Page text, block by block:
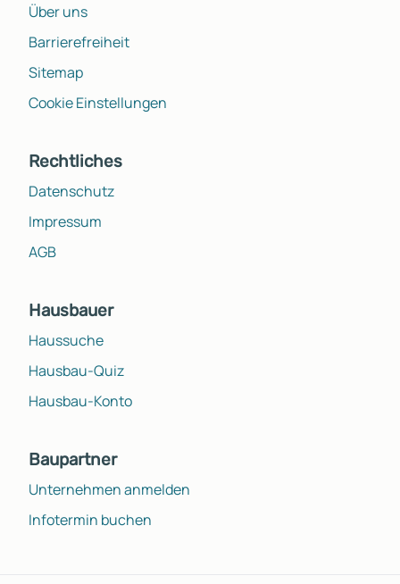
Über uns
Barrierefreiheit
Sitemap
Cookie Einstellungen
Rechtliches
Datenschutz
Impressum
AGB
Hausbauer
Haussuche
Hausbau-Quiz
Hausbau-Konto
Baupartner
Unternehmen anmelden
Infotermin buchen